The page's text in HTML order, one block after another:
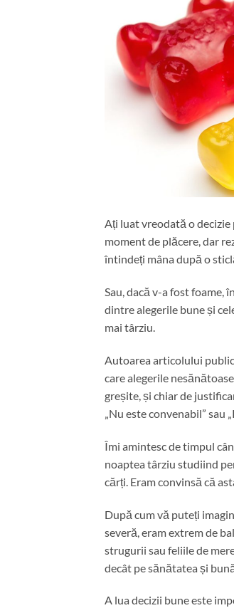
Ați luat vreodată o decizie
moment de plăcere, dar
întindeți mâna după o
Sau, dacă v-a fost foame,
dintre alegerile bune și
mai târziu.
Autoarea articolului
care alegerile
greșite, și chiar de
„Nu este convenabil” sau
Îmi amintesc de timpul
noaptea târziu studiind
cărți. Eram convinsă că
După cum vă puteți
severă, eram extrem de
strugurii sau feliile de
decât pe sănătatea și
A lua decizii bune este